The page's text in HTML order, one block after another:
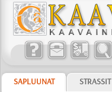
SAPLUUNAT
STRASSIT